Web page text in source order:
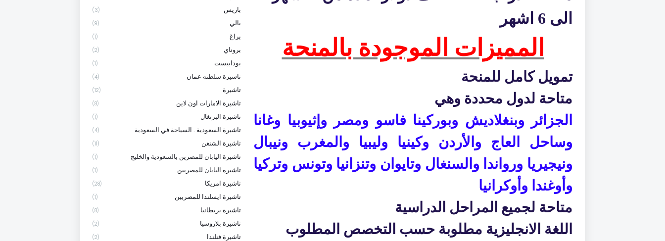
الى 6 اشهر
المميزات الموجودة بالمنحة
تمويل كامل للمنحة
متاحة لدول محددة وهي
الجزائر
وبنغلاديش وبوركينا فاسو ومصر
وإثيوبيا وغانا
وساحل العاج
والأردن وكينيا وليبيا والمغرب
ونيبال
ونيجيريا ورواندا والسنغال وتايوان وتنزانيا وتونس وتركيا
وأوغندا وأوكرانيا
متاحة لجميع المراحل الدراسية
اللغة الانجليزية مطلوبة حسب التخصص المطلوب
باريس (3)
بالي (9)
براغ (1)
بروناي (2)
بودابيست (1)
تاسيرة سلطنه عمان (4)
تاشيرة (12)
تاشيرة الامارات اون لاين (8)
تاشيرة البرتغال (1)
تاشيرة السعودية . السياحة في السعودية (4)
تاشيرة الشنغن (11)
تاشيرة اليابان للمصرين بالسعودية والخليج (1)
تاشيرة اليابان للمصريين (1)
تاشيرة امريكا (28)
تاشيرة ايسلندا للمصريين (1)
تاشيرة بريطانيا (8)
تاشيرة بلاروسيا (2)
تاشيرة فنلندا (2)